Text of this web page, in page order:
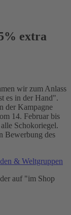
extra
wir zum Anlass
es in der Hand".
der Kampagne
14. Februar bis
Schokoriegel.
Bewerbung des
& Weltgruppen
auf "im Shop